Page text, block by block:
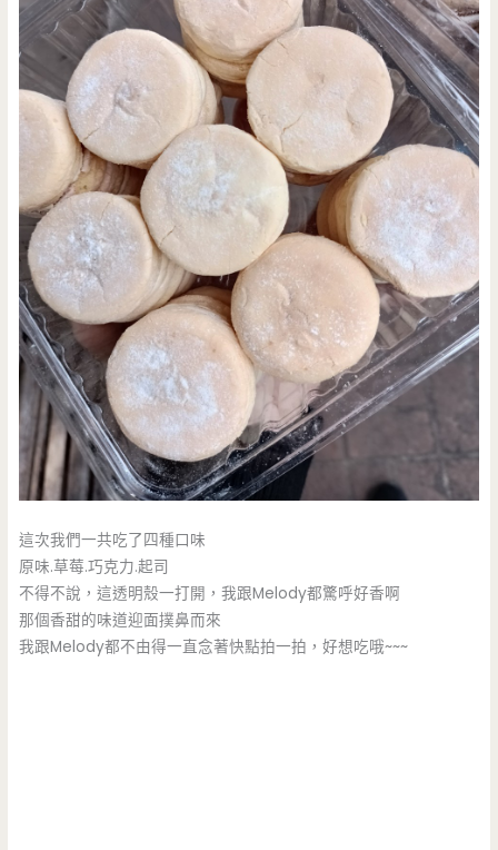
這次我們一共吃了四種口味
原味.草莓.巧克力.起司
不得不說，這透明殼一打開，我跟Melody都驚呼好香啊
那個香甜的味道迎面撲鼻而來
我跟Melody都不由得一直念著快點拍一拍，好想吃哦~~~